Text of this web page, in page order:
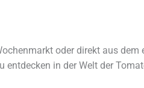
oder direkt aus dem
entdecken in der Welt der